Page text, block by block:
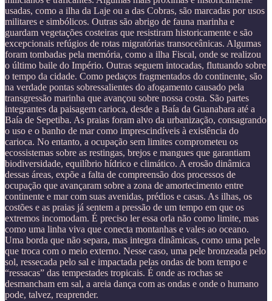
usadas, como a ilha da Laje ou a das Cobras, são marcadas por usos
militares e simbólicos. Outras são abrigo de fauna marinha e
guardam vegetações costeiras que resistiram historicamente e são
excepcionais refúgios de rotas migratórias transoceânicas. Algumas
foram tombadas pela memória, como a ilha Fiscal, onde se realizou
o último baile do Império. Outras seguem intocadas, flutuando sobre
o tempo da cidade. Como pedaços fragmentados do continente, são
na verdade pontas sobressalientes do afogamento causado pela
transgressão marinha que avançou sobre nossa costa. São partes
integrantes da paisagem carioca, desde a Baía da Guanabara até a
Baía de Sepetiba. As praias foram alvo da urbanização, consagrando
o uso e o banho de mar como imprescindíveis à existência do
carioca. No entanto, a ocupação sem limites comprometeu os
ecossistemas sobre as restingas, brejos e mangues que garantiam
biodiversidade, equilíbrio hídrico e climático. A erosão dinâmica
dessas áreas, expõe a falta de compreensão dos processos de
ocupação que avançaram sobre a zona de amortecimento entre
continente e mar com suas avenidas, prédios e casas. As ilhas, os
costões e as praias já sentem a pressão de um tempo em que os
extremos incomodam. É preciso ler essa orla não como limite, mas
como uma linha viva que conecta montanhas e vales ao oceano.
Uma borda que não separa, mas integra dinâmicas, como uma pele
que troca com o meio externo. Nesse caso, uma pele bronzeada pelo
sol, ressecada pelo sal e impactada pelas ondas de bom tempo e
“ressacas” das tempestades tropicais. É onde as rochas se
desmancham em sal, a areia dança com as ondas e onde o humano
pode, talvez, reaprender.